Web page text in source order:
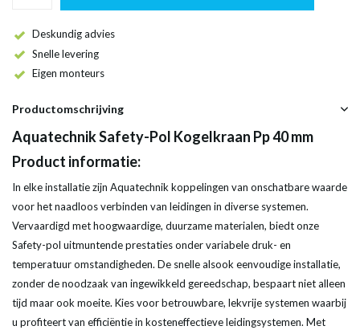
Deskundig advies
Snelle levering
Eigen monteurs
Productomschrijving
Aquatechnik Safety-Pol Kogelkraan Pp 40 mm
Product informatie:
In elke installatie zijn Aquatechnik koppelingen van onschatbare waarde
voor het naadloos verbinden van leidingen in diverse systemen.
Vervaardigd met hoogwaardige, duurzame materialen, biedt onze
Safety-pol uitmuntende prestaties onder variabele druk- en
temperatuur omstandigheden. De snelle alsook eenvoudige installatie,
zonder de noodzaak van ingewikkeld gereedschap, bespaart niet alleen
tijd maar ook moeite. Kies voor betrouwbare, lekvrije systemen waarbij
u profiteert van efficiëntie in kosteneffectieve leidingsystemen. Met